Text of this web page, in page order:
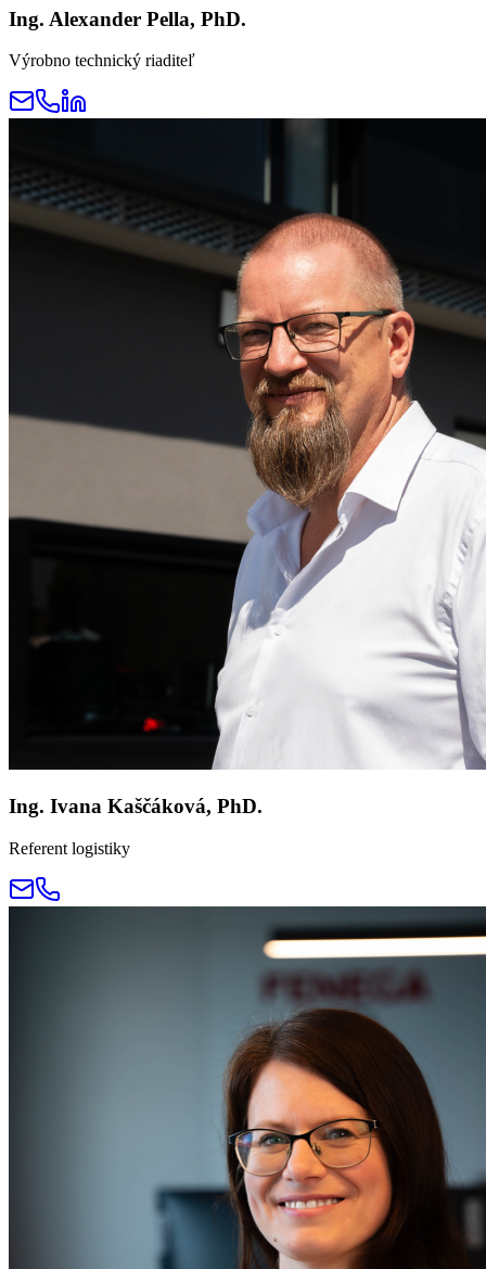
​​Ing. Alexander Pella, PhD.
Výrobno technický riaditeľ
Ing. Ivana Kaščáková, PhD.
Referent logistiky